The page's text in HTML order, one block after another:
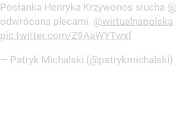
Posłanka Henryka Krzywonos słucha
odwrócona plecami. @wirtualnapolska
pic.twitter.com/Z9AaWYTwxf
— Patryk Michalski (@patrykmichalski)